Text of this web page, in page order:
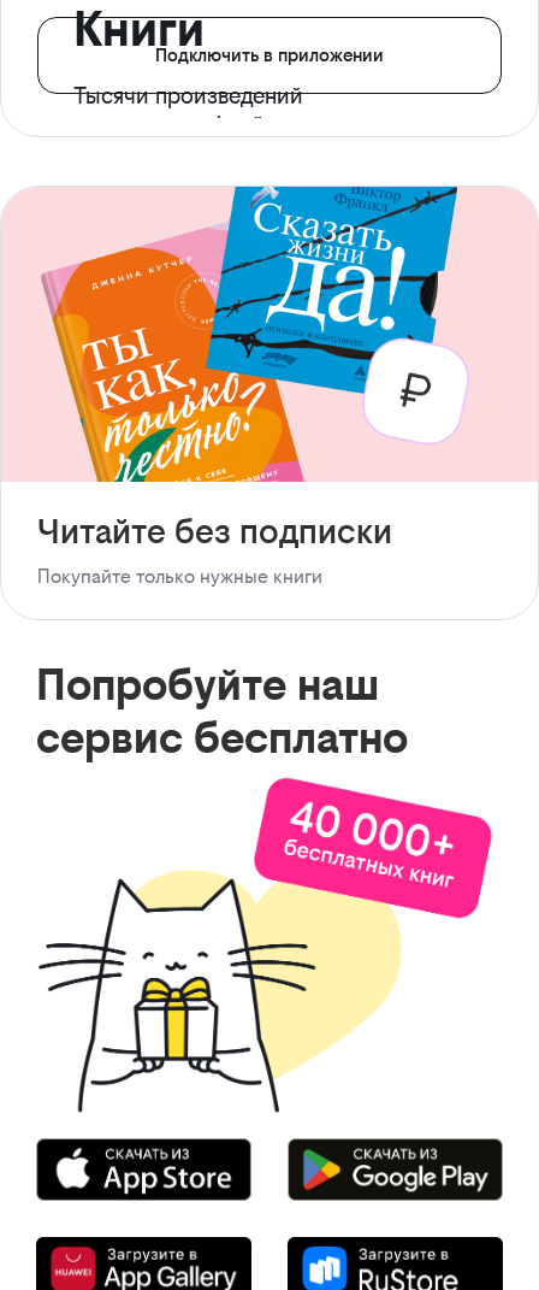
Книги
Тысячи произведений
с доступом офлайн
Подключить в приложении
Читайте без подписки
Покупайте только нужные книги
Попробуйте наш
сервис бесплатно